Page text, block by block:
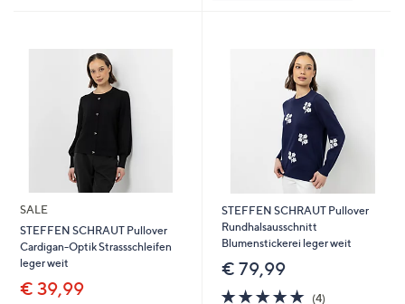
SALE
STEFFEN SCHRAUT Pullover
Cardigan-Optik Strassschleifen
leger weit
€ 39,99
STEFFEN SCHRAUT Pullover
Rundhalsausschnitt
Blumenstickerei leger weit
€ 79,99
5.0
(4)4